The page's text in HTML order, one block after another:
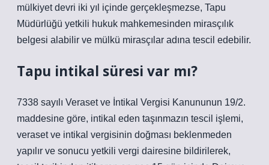
mülkiyet devri iki yıl içinde gerçekleşmezse, Tapu
Müdürlüğü yetkili hukuk mahkemesinden mirasçılık
belgesi alabilir ve mülkü mirasçılar adına tescil edebilir.
Tapu intikal süresi var mı?
7338 sayılı Veraset ve İntikal Vergisi Kanununun 19/2.
maddesine göre, intikal eden taşınmazın tescil işlemi,
veraset ve intikal vergisinin doğması beklenmeden
yapılır ve sonucu yetkili vergi dairesine bildirilerek,